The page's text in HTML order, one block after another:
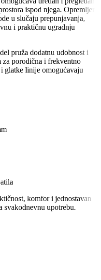
ispod njega. Opremljen
u slučaju prepunjavanja,
i praktičnu ugradnju
pruža dodatnu udobnost i
porodična i frekventno
glatke linije omogućavaju
komfor i jednostavan
svakodnevnu upotrebu.